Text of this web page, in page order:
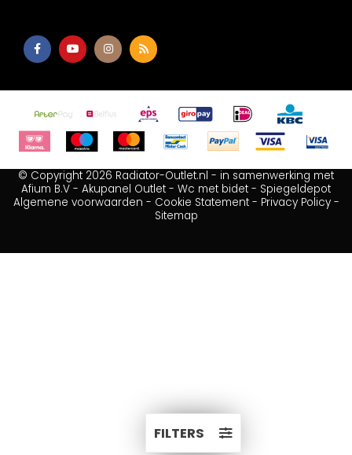
© Copyright 2026 Radiator-Outlet.nl - in samenwerking met
Afium B.V - Akupanel Outlet - Wc met bidet - Spiegeldepot
Algemene voorwaarden - Cookie Statement- Privacy Policy-
Sitemap
FILTERS